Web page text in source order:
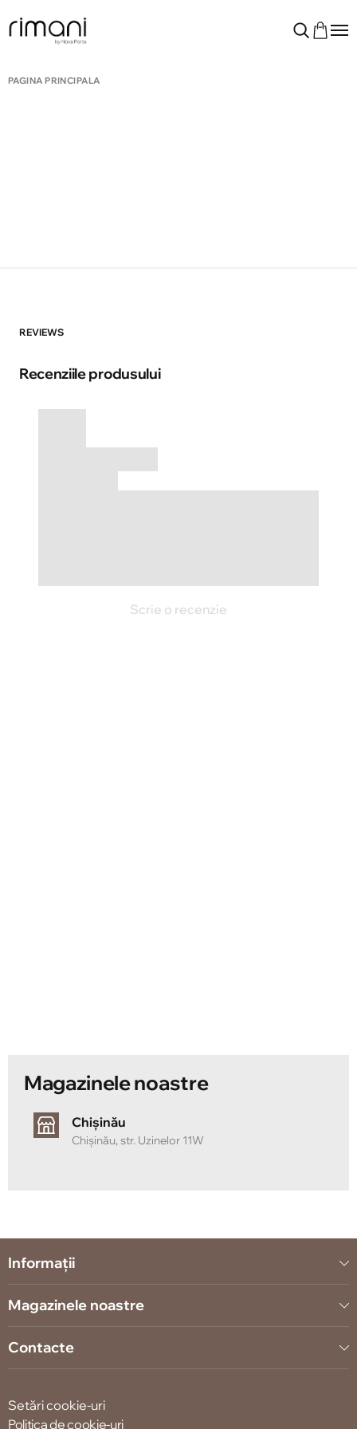
PAGINA PRINCIPALĂ
REVIEWS
Recenziile produsului
Scrie o recenzie
Magazinele noastre
Chișinău
Chișinău, str. Uzinelor 11W
Informații
Magazinele noastre
Contacte
Setări cookie-uri
Politica de cookie-uri